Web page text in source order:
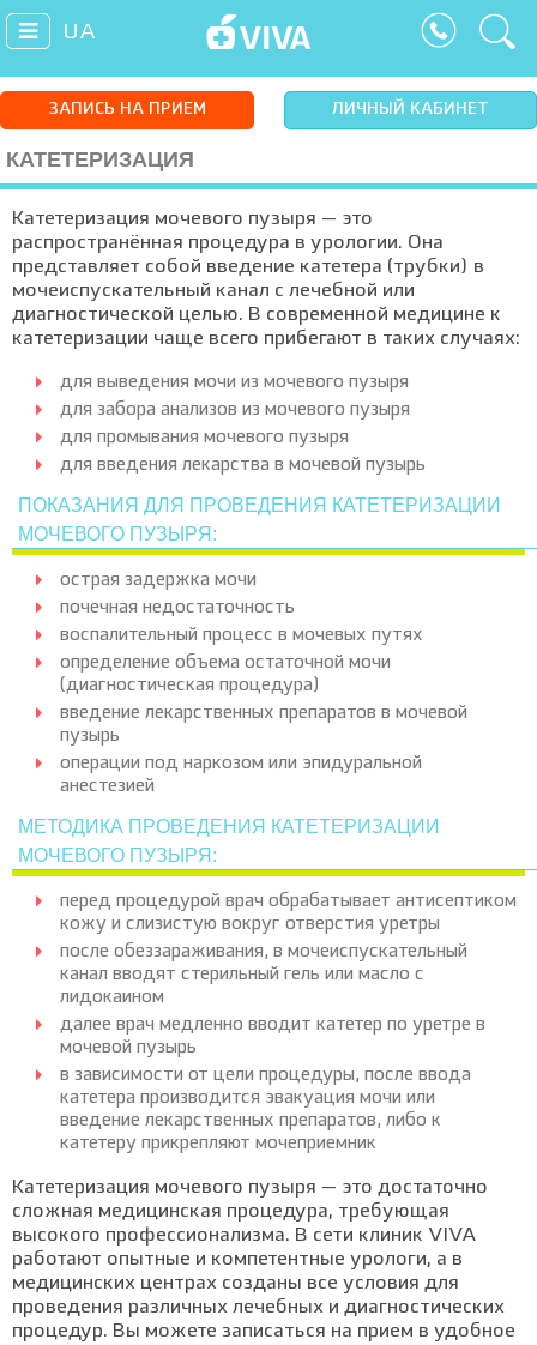
UA
ЗАПИСЬ НА ПРИЕМ ЛИЧНЫЙ КАБИНЕТ
КАТЕТЕРИЗАЦИЯ
Катетеризация мочевого пузыря — это
распространённая процедура в урологии. Она
представляет собой введение катетера (трубки) в
мочеиспускательный канал с лечебной или
диагностической целью. В современной медицине к
катетеризации чаще всего прибегают в таких случаях:
для выведения мочи из мочевого пузыря
для забора анализов из мочевого пузыря
для промывания мочевого пузыря
для введения лекарства в мочевой пузырь
ПОКАЗАНИЯ ДЛЯ ПРОВЕДЕНИЯ КАТЕТЕРИЗАЦИИ
МОЧЕВОГО ПУЗЫРЯ:
острая задержка мочи
почечная недостаточность
воспалительный процесс в мочевых путях
определение объема остаточной мочи
(диагностическая процедура)
введение лекарственных препаратов в мочевой
пузырь
операции под наркозом или эпидуральной
анестезией
МЕТОДИКА ПРОВЕДЕНИЯ КАТЕТЕРИЗАЦИИ
МОЧЕВОГО ПУЗЫРЯ:
перед процедурой врач обрабатывает антисептиком
кожу и слизистую вокруг отверстия уретры
после обеззараживания, в мочеиспускательный
канал вводят стерильный гель или масло с
лидокаином
далее врач медленно вводит катетер по уретре в
мочевой пузырь
в зависимости от цели процедуры, после ввода
катетера производится эвакуация мочи или
введение лекарственных препаратов, либо к
катетеру прикрепляют мочеприемник
Катетеризация мочевого пузыря — это достаточно
сложная медицинская процедура, требующая
высокого профессионализма. В сети клиник VIVA
работают опытные и компетентные урологи, а в
медицинских центрах созданы все условия для
проведения различных лечебных и диагностических
процедур. Вы можете записаться на прием в удобное